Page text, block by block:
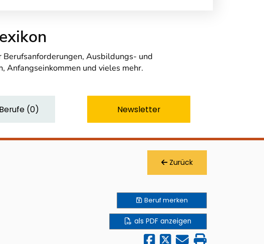
Ausbildungs- und
und vieles mehr.
(0) Newsletter
Zurück
Berufmerken
als PDF anzeigen